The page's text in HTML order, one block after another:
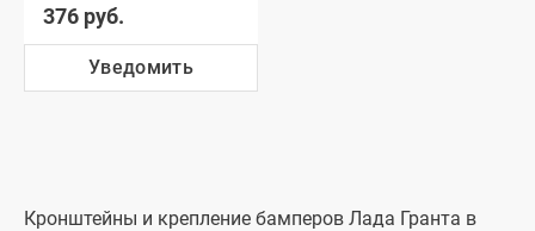
376 руб.
Уведомить
Кронштейны и крепление бамперов Лада Гранта в